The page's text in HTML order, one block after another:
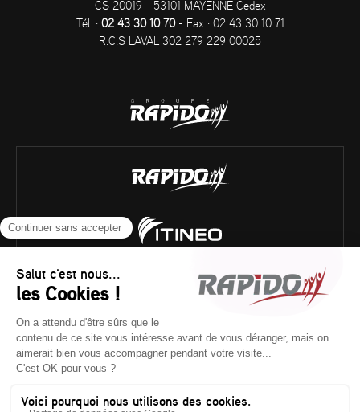
CS 20019 - 53101 MAYENNE Cedex
Tél. : 02 43 30 10 70- Fax : 02 43 30 10 71
R.C.S LAVAL 302 279 229 00025